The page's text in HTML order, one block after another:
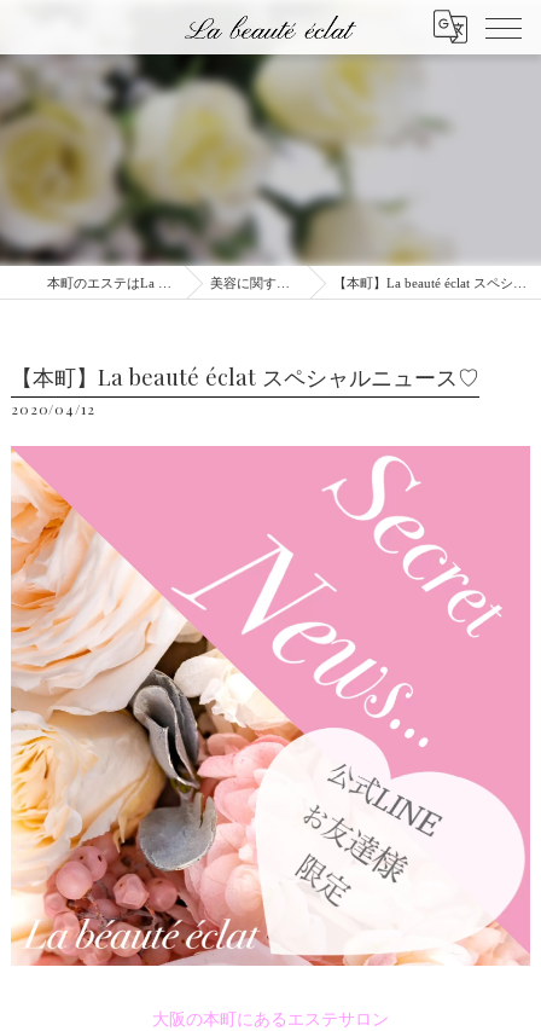
美容に関するブログ 【本町】La beauté éclat スペシャルニュース♡
【本町】La beauté éclat スペシャルニュース♡
2020/04/12
大阪の本町にあるエステサロン